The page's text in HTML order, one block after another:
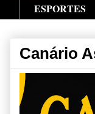
ESPORTES
Canário